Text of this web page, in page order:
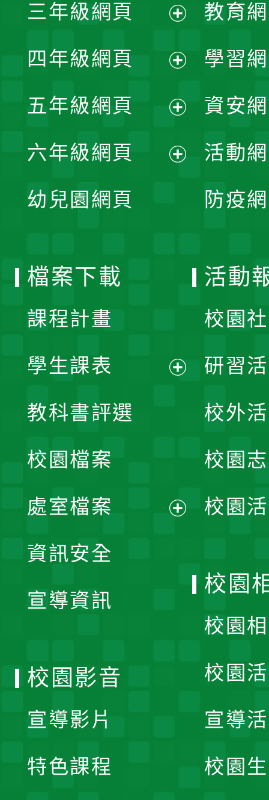
選
單
開
選
單
三年級網頁
開
選
單
四年級網頁
開
選
五年級網頁
開
六年級網頁
幼兒園網頁
教育
學習
資安
活動
防疫
檔案下載
課程計畫
學生課表
單
教科書評選
校園檔案
處室檔案
資訊安全
宣導資訊
活動
校園
研習
校外
校園
校園
校園
校園
校園
宣導
校園
校園影音
宣導影片
特色課程